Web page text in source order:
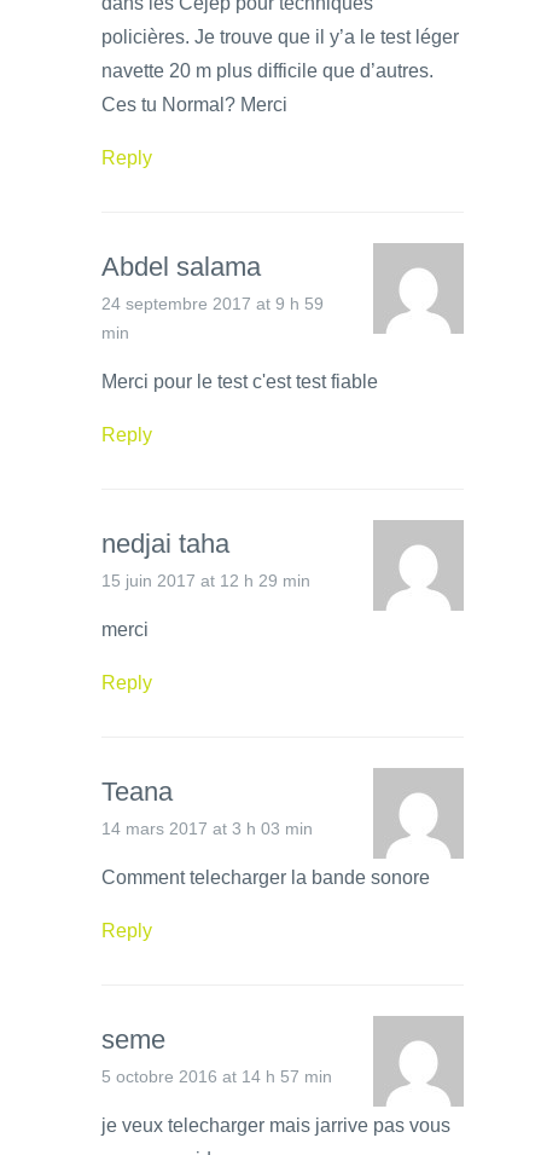
policières. Je trouve que il y’a le test léger
navette 20 m plus difficile que d’autres.
Ces tu Normal? Merci
Reply
Abdel salama
24 septembre 2017 at 9 h 59
min
Merci pour le test c'est test fiable
Reply
nedjai taha
15 juin 2017 at 12 h 29 min
merci
Reply
Teana
14 mars 2017 at 3 h 03 min
Comment telecharger la bande sonore
Reply
seme
5 octobre 2016 at 14 h 57 min
je veux telecharger mais jarrive pas vous